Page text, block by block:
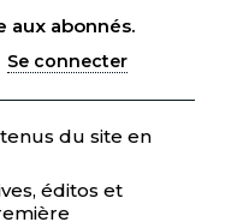
aux abonnés.
Se connecter
du site en
éditos et